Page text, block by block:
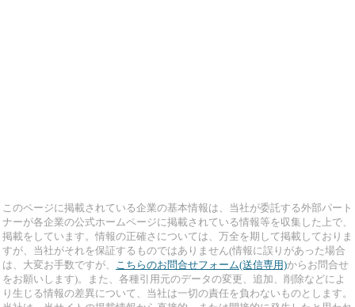
このページに掲載されている企業の基本情報は、当社が委託する外部パート
ナーが各企業の公式ホームページに掲載されている情報等を収集した上で、
掲載をしています。情報の正確さについては、万全を期して掲載しておりま
すが、当社がそれを保証するものではありません(情報に誤りがあった場合
は、大変お手数ですが、 こちらのお問合せフォーム(送信専用)からお問合せ
をお願いします)。また、各種引用元のデータの変更、追加、削除などによ
り生じる情報の差異について、当社は一切の責任を負わないものとします。